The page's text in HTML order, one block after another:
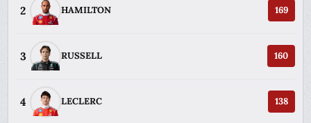
2 HAMILTON 169
3 RUSSELL 160
4 LECLERC 138